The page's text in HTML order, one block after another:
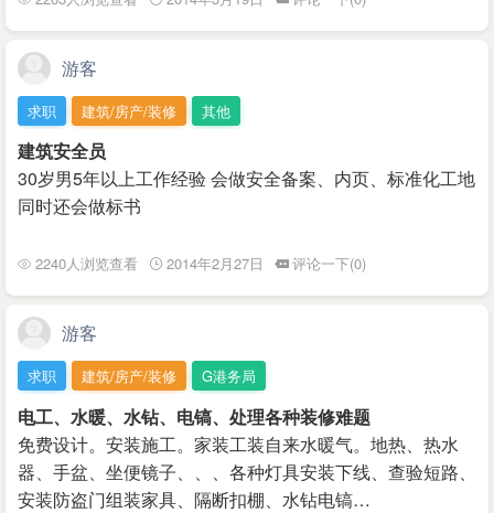
游客
求职 建筑/房产/装修 其他
建筑安全员
30岁男5年以上工作经验 会做安全备案、内页、标准化工地
同时还会做标书
2240人浏览查看 2014年2月27日 评论一下(0)
游客
求职 建筑/房产/装修 G港务局
电工、水暖、水钻、电镐、处理各种装修难题
免费设计。安装施工。家装工装自来水暖气。地热、热水
器、手盆、坐便镜子、、、各种灯具安装下线、查验短路、
安装防盗门组装家具、隔断扣棚、水钻电镐…